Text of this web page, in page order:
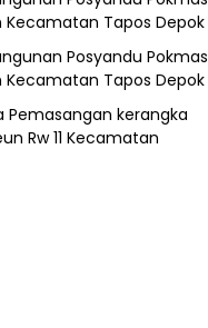
Kecamatan Tapos Depok
Posyandu Pokmas
Kecamatan Tapos Depok
Pemasangan kerangka
Rw 11 Kecamatan